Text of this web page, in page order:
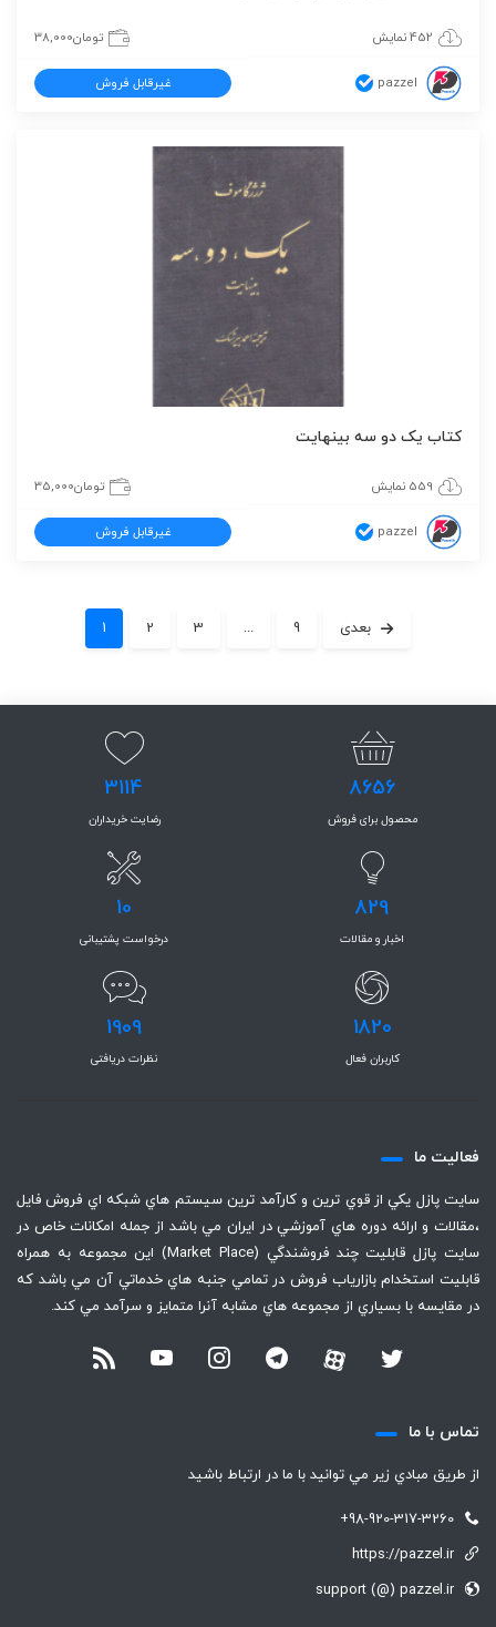
452 نمایش تومان38,000
pazzel غیرقابل فروش
کتاب یک دو سه بینهایت
559 نمایش تومان35,000
pazzel غیرقابل فروش
1 2 3 ... 9 بعدی
8656
محصول برای فروش
3114
رضایت خریداران
829
اخبار و مقالات
10
درخواست پشتیبانی
1820
کاربران فعال
1909
نظرات دریافتی
فعاليت ما
سايت پازل يكي از قوي ترين و كارآمد ترين سيستم هاي شبكه اي فروش فايل
،‌مقالات و ارائه دوره هاي آموزشي در ايران مي باشد از جمله امكانات خاص در
سايت پازل قابليت چند فروشندگي (Market Place) اين مجموعه به همراه
قابليت استخدام بازارياب فروش در تمامي جنبه هاي خدماتي آن مي باشد كه
در مقايسه با بسياري از مجموعه هاي مشابه آنرا متمايز و سرآمد مي كند.
تماس با ما
از طريق مبادي زير مي توانيد با ما در ارتباط باشيد
+98-920-317-3260
https://pazzel.ir
support (@) pazzel.ir